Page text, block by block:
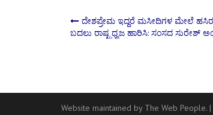
Post
ದೇಶಪ್ರೇಮ ಇದ್ದರೆ ಮಸೀದಿಗಳ ಮೇಲೆ
ಬದಲು ರಾಷ್ಟ್ರಧ್ವಜ ಹಾರಿಸಿ: ಸಂಸದ ಸುರೇಶ್​
Website maintained by The Web People. |